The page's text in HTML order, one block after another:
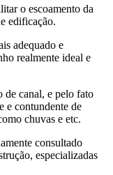
o escoamento da
edificação.
adequado e
realmente ideal e
de canal, e pelo fato
e contundente de
chuvas e etc.
consultado
especializadas